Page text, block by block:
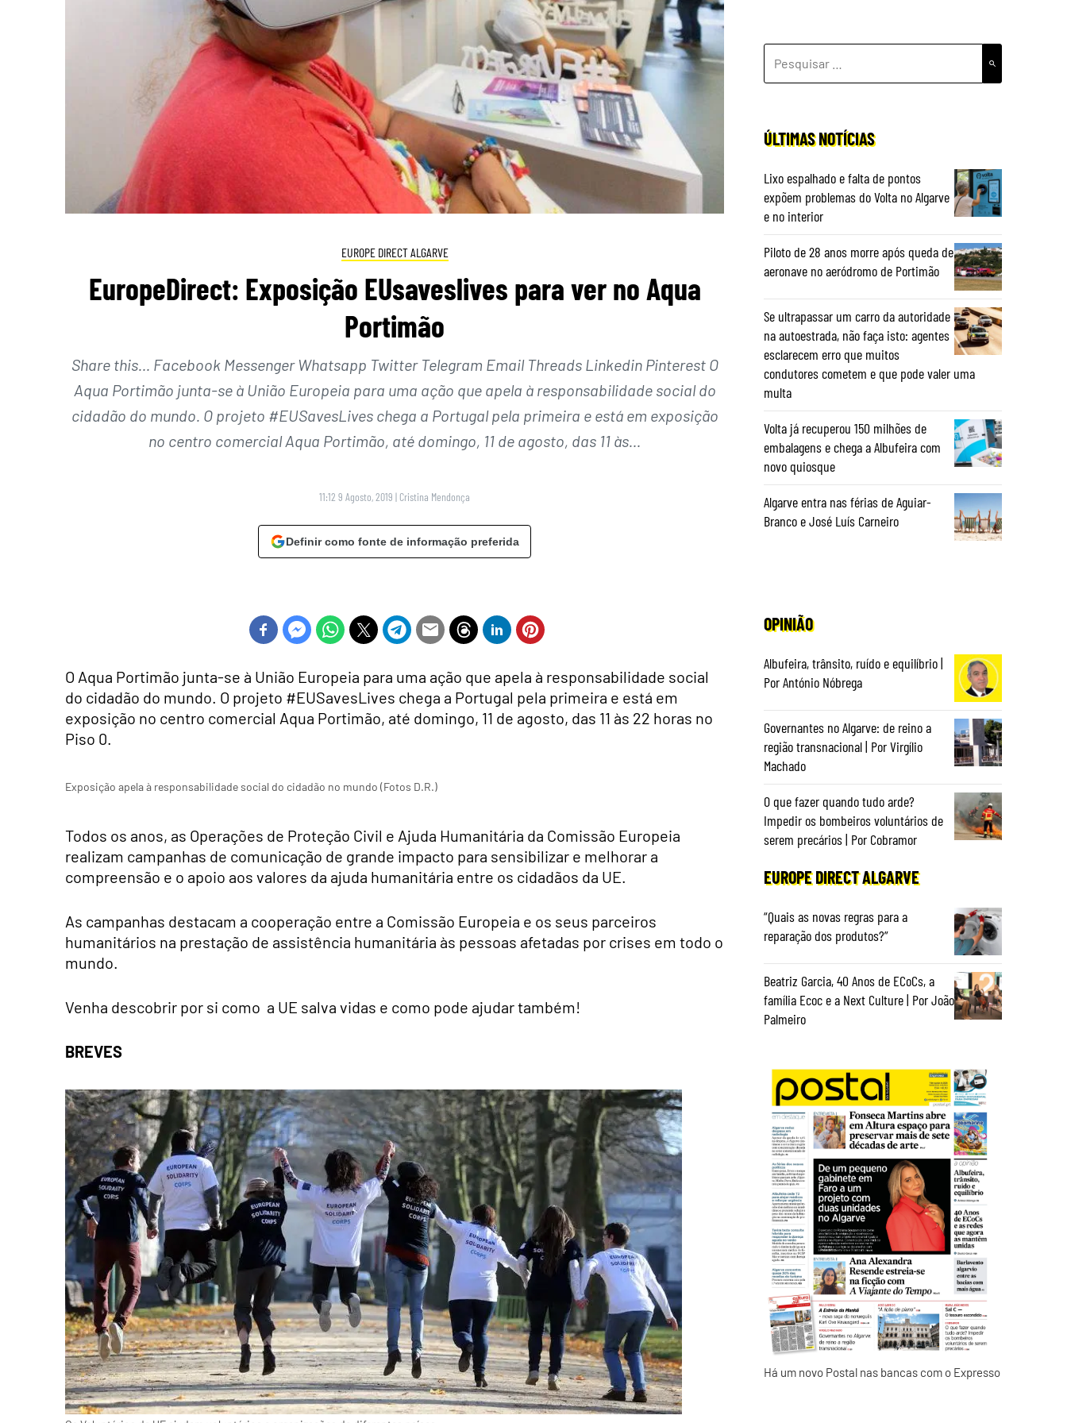
EUROPE DIRECT ALGARVE
EuropeDirect: Exposição EUsaveslives para ver no Aqua
Portimão
Share this… Facebook Messenger Whatsapp Twitter Telegram Email Threads Linkedin Pinterest O
Aqua Portimão junta-se à União Europeia para uma ação que apela à responsabilidade social do
cidadão do mundo. O projeto #EUSavesLives chega a Portugal pela primeira e está em exposição
no centro comercial Aqua Portimão, até domingo, 11 de agosto, das 11 às…
11:12 9 Agosto, 2019 | Cristina Mendonça
Definir como fonte de informação preferida
O Aqua Portimão junta-se à União Europeia para uma ação que apela à responsabilidade social
do cidadão do mundo. O projeto #EUSavesLives chega a Portugal pela primeira e está em
exposição no centro comercial Aqua Portimão, até domingo, 11 de agosto, das 11 às 22 horas no
Piso 0.
Exposição apela à responsabilidade social do cidadão no mundo (Fotos D.R.)
Todos os anos, as Operações de Proteção Civil e Ajuda Humanitária da Comissão Europeia
realizam campanhas de comunicação de grande impacto para sensibilizar e melhorar a
compreensão e o apoio aos valores da ajuda humanitária entre os cidadãos da UE.
As campanhas destacam a cooperação entre a Comissão Europeia e os seus parceiros
humanitários na prestação de assistência humanitária às pessoas afetadas por crises em todo o
mundo.
Venha descobrir por si como a UE salva vidas e como pode ajudar também!
BREVES
POR:
ÚLTIMAS NOTÍCIAS
Lixo espalhado e falta de pontos
expõem problemas do Volta no Algarve
e no interior
Piloto de 28 anos morre após queda de
aeronave no aeródromo de Portimão
Se ultrapassar um carro da autoridade
na autoestrada, não faça isto: agentes
esclarecem erro que muitos
condutores cometem e que pode valer uma
multa
Volta já recuperou 150 milhões de
embalagens e chega a Albufeira com
novo quiosque
Algarve entra nas férias de Aguiar-
Branco e José Luís Carneiro
OPINIÃO
Albufeira, trânsito, ruído e equilíbrio |
Por António Nóbrega
Governantes no Algarve: de reino a
região transnacional | Por Virgílio
Machado
O que fazer quando tudo arde?
Impedir os bombeiros voluntários de
serem precários | Por Cobramor
EUROPE DIRECT ALGARVE
“Quais as novas regras para a
reparação dos produtos?”
Beatriz Garcia, 40 Anos de ECoCs, a
família Ecoc e a Next Culture | Por João
Palmeiro
Há um novo Postal nas bancas com o Expresso